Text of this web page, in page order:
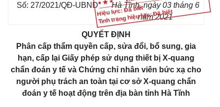
Hiệu lực: Đã biết
Tình trạng hiệu lực: Đã biết
Số: 27/2021/QĐ-UBND
Hà Tĩnh, ngày 03 tháng 6
năm 2021
QUYẾT ĐỊNH
Phân cấp thẩm quyền cấp, sửa đổi, bổ sung, gia
hạn, cấp lại Giấy phép sử dụng thiết bị X-quang
chẩn đoán y tế và C hứng chỉ nhân viên bức xạ cho
người phụ trách an toàn tại cơ sởX-quang chẩn
đoán y tế hoạt động trên địa bàn tỉnh Hà Tĩnh